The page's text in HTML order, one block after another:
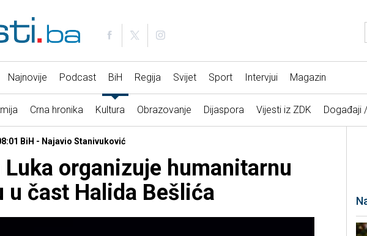
Najnovije Podcast BiH Regija Svijet Sport Intervjui Magazin
Crna hronika Kultura Obrazovanje Dijaspora Vijesti iz ZDK Događaji
BiH - Najavio Stanivuković
Luka organizuje humanitarnu
u čast Halida Bešlića